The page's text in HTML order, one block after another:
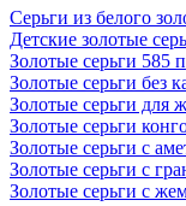
Серьги из белого
Детские золотые
Золотые серьги 585
Золотые серьги без
Золотые серьги для
Золотые серьги
Золотые серьги с
Золотые серьги с
Золотые серьги с